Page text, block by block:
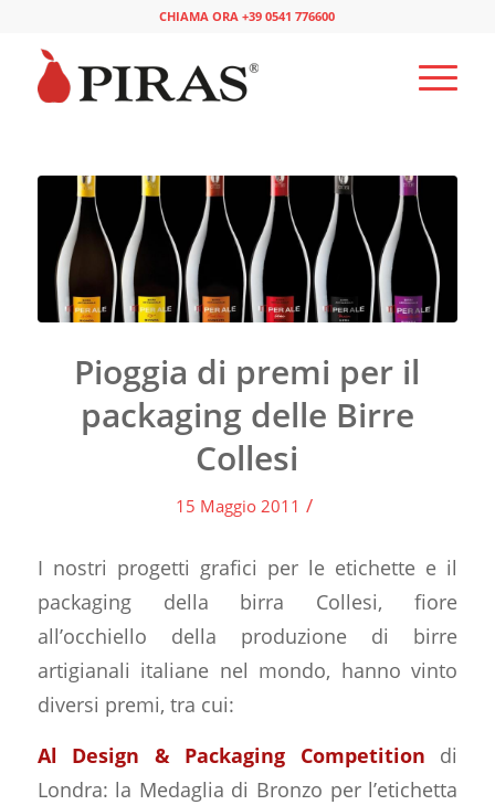
CHIAMA ORA +39 0541 776600
Pioggia di premi per il
packaging delle Birre
Collesi
15 Maggio 2011 /
I nostri progetti grafici per le etichette e il
packaging della birra Collesi, fiore
all’occhiello della produzione di birre
artigianali italiane nel mondo, hanno vinto
diversi premi, tra cui:
Al Design & Packaging Competition di
Londra: la Medaglia di Bronzo per l’etichetta